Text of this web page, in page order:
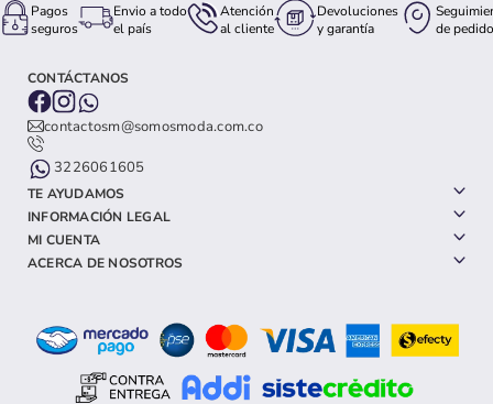
Pagos
seguros
Envio a todo
el país
Atención
al cliente
Devoluciones
y garantía
de pedido
CONTÁCTANOS
contactosm@somosmoda.com.co
3226061605
TE AYUDAMOS
INFORMACIÓN LEGAL
MI CUENTA
ACERCA DE NOSOTROS